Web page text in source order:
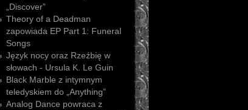
„Discover”
Theory of a Deadman
zapowiada EP Part 1: Funeral
Songs
Język nocy oraz Rzeźbię w
słowach - Ursula K. Le Guin
Black Marble z intymnym
teledyskiem do „Anything”
Analog Dance powraca z